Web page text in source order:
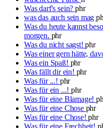
Was darf's sein?phr
was das auch sein mag
Was du heute kannst
morgen. phr
Was du nicht sagst!phr
Was einer gern hätte,
Was ein Spaß! phr
Was fällt dir ein! phr
Was für ...! phr
Was für ein ...!phr
Was für eine Blamage!
Was für eine Chose phr
Was für eine Chose!phr
Was für eine Frechheit!